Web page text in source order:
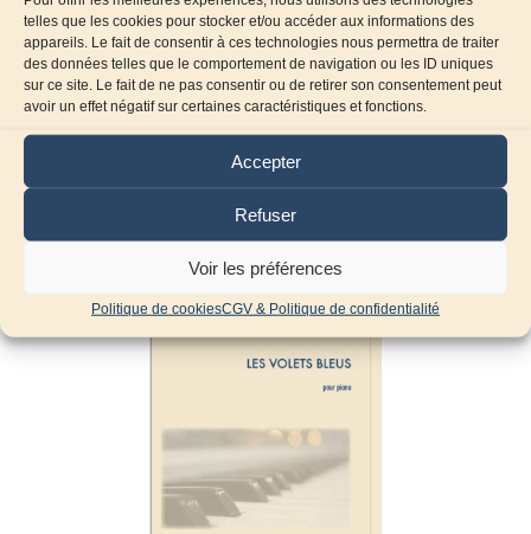
telles que les cookies pour stocker et/ou accéder aux informations des
appareils. Le fait de consentir à ces technologies nous permettra de traiter
des données telles que le comportement de navigation ou les ID uniques
sur ce site. Le fait de ne pas consentir ou de retirer son consentement peut
avoir un effet négatif sur certaines caractéristiques et fonctions.
Accepter
Refuser
Voir les préférences
Politique de cookiesCGV & Politique de confidentialité
Produits similaires